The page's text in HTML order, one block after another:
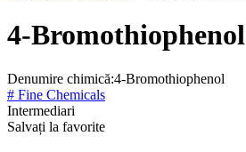
4-Bromothiophenol
Denumire chimică:4-Bromothiophenol
# Fine Chemicals
Intermediari
Salvați la favorite